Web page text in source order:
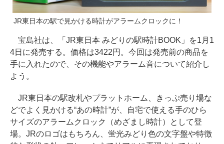
JR東日本の駅で見かける時計がアラームクロックに！
宝島社は、「JR東日本 みどりの駅時計BOOK」を1月1
4日に発売する。価格は3422円。今回は発売前の商品を
手に入れたので、その機能やアラーム音について紹介し
よう。
JR東日本の駅改札やプラットホーム、きっぷ売り場な
どでよく見かける“あの時計”が、自宅で使える手のひら
サイズのアラームクロック（めざまし時計）として登
場。JRのロゴはもちろん、蛍光みどり色の文字盤や特徴